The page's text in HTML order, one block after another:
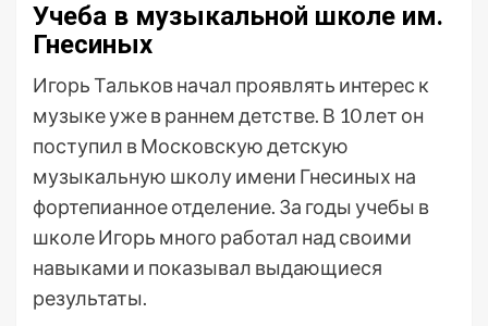
Учеба в музыкальной школе им.
Гнесиных
Игорь Тальков начал проявлять интерес к
музыке уже в раннем детстве. В 10 лет он
поступил в Московскую детскую
музыкальную школу имени Гнесиных на
фортепианное отделение. За годы учебы в
школе Игорь много работал над своими
навыками и показывал выдающиеся
результаты.